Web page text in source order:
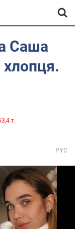
Саша
хлопця.
т.
РУС